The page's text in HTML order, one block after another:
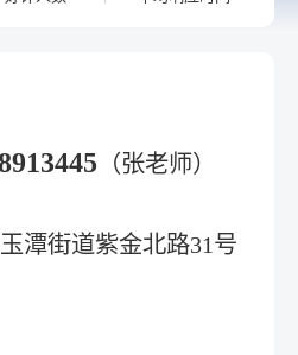
（张老师）
潭街道紫金北路31号